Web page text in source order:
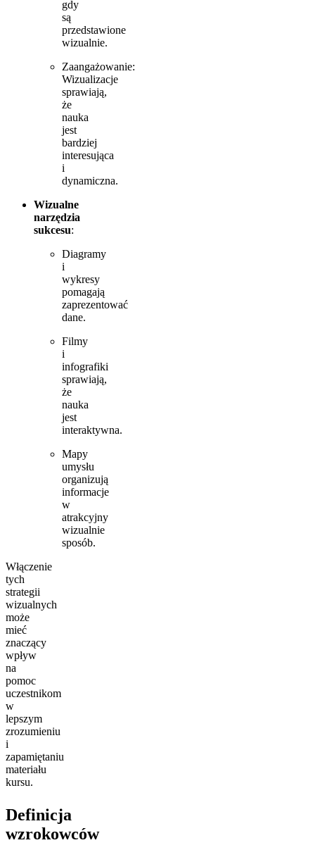
gdy
są
przedstawione
wizualnie.
Zaangażowanie:
Wizualizacje
sprawiają,
że
nauka
jest
bardziej
interesująca
i
dynamiczna.
Wizualne
narzędzia
sukcesu:
Diagramy
i
wykresy
pomagają
zaprezentować
dane.
Filmy
i
infografiki
sprawiają,
że
nauka
jest
interaktywna.
Mapy
umysłu
organizują
informacje
w
atrakcyjny
wizualnie
sposób.
Włączenie
tych
strategii
wizualnych
może
mieć
znaczący
wpływ
na
pomoc
uczestnikom
w
lepszym
zrozumieniu
i
zapamiętaniu
materiału
kursu.
Definicja
wzrokowców